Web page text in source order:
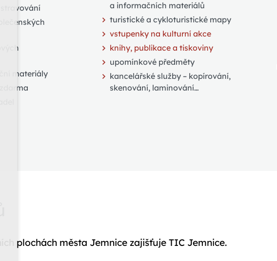
stravování
materiály
a informačních materiálů
turistické a cykloturistické mapy
vstupenky na kulturní akce
knihy, publikace a tiskoviny
upomínkové předměty
kancelářské služby – kopírování,
skenování, laminování…
plochách města Jemnice zajišťuje TIC Jemnice.